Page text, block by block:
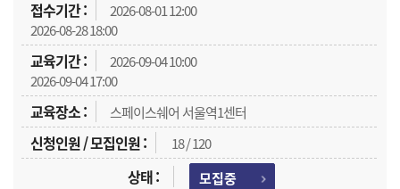
2026-08-01 12:00
2026-08-28 18:00
2026-09-04 10:00
2026-09-04 17:00
스페이스쉐어 서울역1센터
18 / 120
모집중